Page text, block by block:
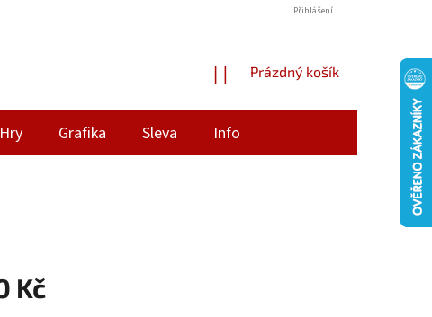
Přihlášení
NÁKUPNÍ
Prázdný košík
Hry Grafika Sleva Info
Kč